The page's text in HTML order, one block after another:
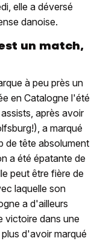
elle a déversé
danoise.
un match,
à peu près un
en Catalogne l'été
après avoir
a marqué
de tête absolument
a été épatante de
peut être fière de
laquelle son
a d'ailleurs
victoire dans une
d'avoir marqué